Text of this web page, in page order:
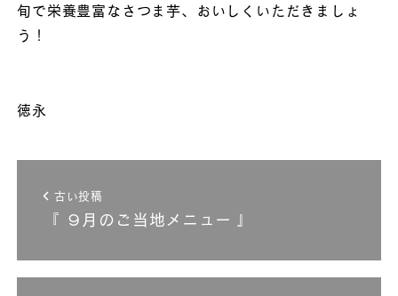
旬で栄養豊富なさつま芋、おいしくいただきましょ
う！
徳永
古い投稿
『 ９月のご当地メニュー 』